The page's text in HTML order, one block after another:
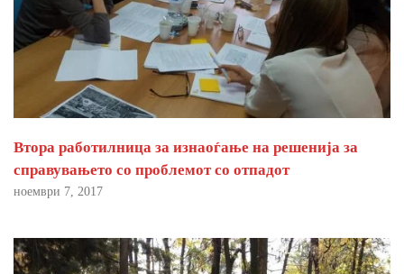
Втора работилница за изнаоѓање на решенија за
справувањето со проблемот со отпадот
ноември 7, 2017